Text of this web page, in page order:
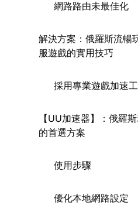
網路路由未最佳化
解決方案：俄羅斯流暢
服遊戲的實用技巧
採用專業遊戲加速
【UU加速器】：俄羅
的首選方案
使用步驟
優化本地網路設定